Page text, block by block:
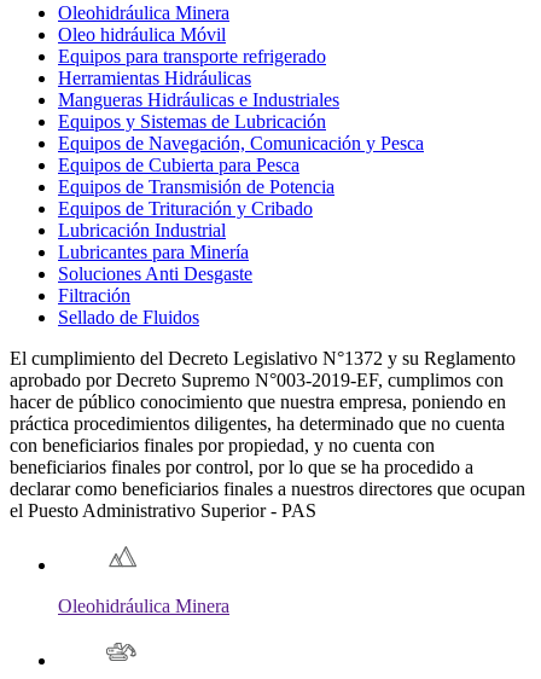
Oleohidráulica Minera
Oleo hidráulica Móvil
Equipos para transporte refrigerado
Herramientas Hidráulicas
Mangueras Hidráulicas e Industriales
Equipos y Sistemas de Lubricación
Equipos de Navegación, Comunicación y Pesca
Equipos de Cubierta para Pesca
Equipos de Transmisión de Potencia
Equipos de Trituración y Cribado
Lubricación Industrial
Lubricantes para Minería
Soluciones Anti Desgaste
Filtración
Sellado de Fluidos
El cumplimiento del Decreto Legislativo N°1372 y su Reglamento
aprobado por Decreto Supremo N°003-2019-EF, cumplimos con
hacer de público conocimiento que nuestra empresa, poniendo en
práctica procedimientos diligentes, ha determinado que no cuenta
con beneficiarios finales por propiedad, y no cuenta con
beneficiarios finales por control, por lo que se ha procedido a
declarar como beneficiarios finales a nuestros directores que ocupan
el Puesto Administrativo Superior - PAS
Oleohidráulica Minera